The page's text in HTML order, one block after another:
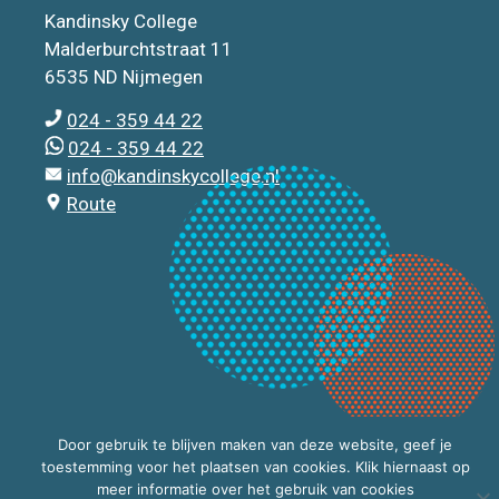
Kandinsky College
Malderburchtstraat 11
6535 ND Nijmegen
024 - 359 44 22
024 - 359 44 22
info@kandinskycollege.nl
Route
Door gebruik te blijven maken van deze website, geef je
toestemming voor het plaatsen van cookies. Klik hiernaast op
meer informatie over het gebruik van cookies